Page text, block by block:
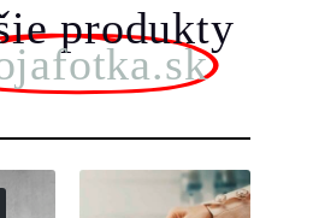
produkty